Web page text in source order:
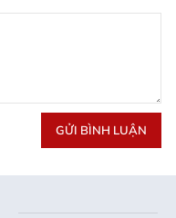
GỬI BÌNH LUẬN